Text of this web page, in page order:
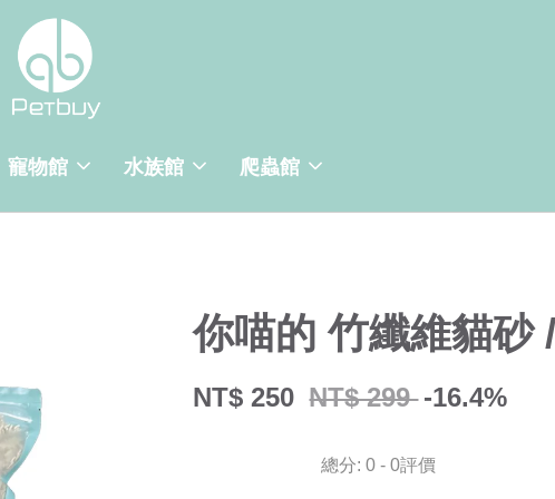
寵物館 水族館 爬蟲館
你喵的 竹纖維貓砂
NT$ 250 NT$ 299 -16.4%
總分:0 -0評價